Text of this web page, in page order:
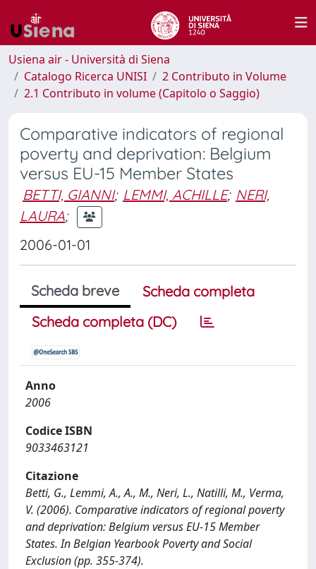
Usiena air - Università di Siena
Catalogo Ricerca UNISI
2 Contributo in Volume
2.1 Contributo in volume (Capitolo o Saggio)
Comparative indicators of regional
poverty and deprivation: Belgium
versus EU-15 Member States
BETTI, GIANNI; LEMMI, ACHILLE; NERI,
LAURA;
2006-01-01
Scheda breve
Scheda completa
Scheda completa (DC)
Anno
2006
Codice ISBN
9033463121
Citazione
Betti, G., Lemmi, A., A., M., Neri, L., Natilli, M., Verma,
V. (2006). Comparative indicators of regional poverty
and deprivation: Belgium versus EU-15 Member
States. In Belgian Yearbook Poverty and Social
Exclusion (pp. 355-374).